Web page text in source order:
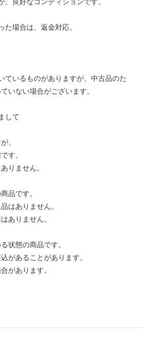
た場合は、返金対応。
ているものがありますが、中古品のた
いない場合がございます。
して
、
す。
ません。
品です。
ありません。
りません。
態の商品です。
あることがあります。
あります。